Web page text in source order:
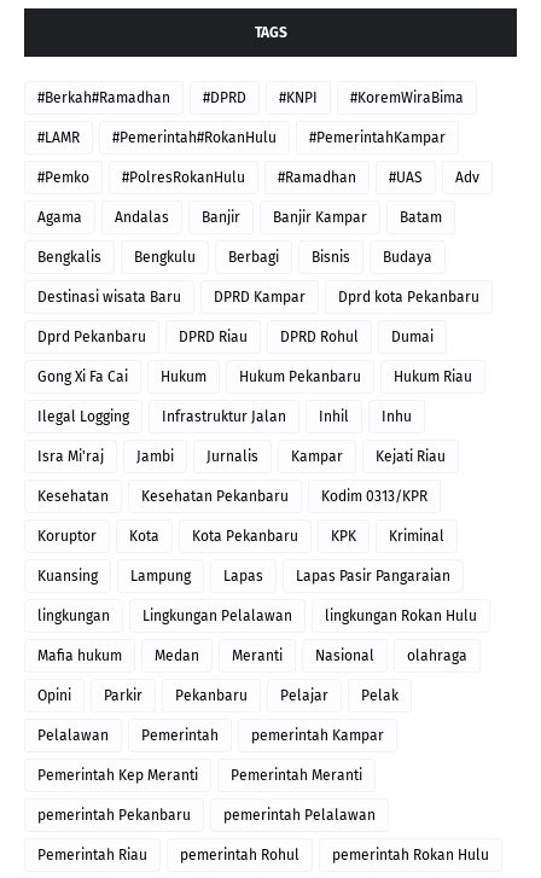
TAGS
#Berkah#Ramadhan #DPRD #KNPI #KoremWiraBima
#LAMR #Pemerintah#RokanHulu #PemerintahKampar
#Pemko #PolresRokanHulu #Ramadhan #UAS Adv
Agama Andalas Banjir Banjir Kampar Batam
Bengkalis Bengkulu Berbagi Bisnis Budaya
Destinasi wisata Baru DPRD Kampar Dprd kota Pekanbaru
Dprd Pekanbaru DPRD Riau DPRD Rohul Dumai
Gong Xi Fa Cai Hukum Hukum Pekanbaru Hukum Riau
Ilegal Logging Infrastruktur Jalan Inhil Inhu
Isra Mi'raj Jambi Jurnalis Kampar Kejati Riau
Kesehatan Kesehatan Pekanbaru Kodim 0313/KPR
Koruptor Kota Kota Pekanbaru KPK Kriminal
Kuansing Lampung Lapas Lapas Pasir Pangaraian
lingkungan Lingkungan Pelalawan lingkungan Rokan Hulu
Mafia hukum Medan Meranti Nasional olahraga
Opini Parkir Pekanbaru Pelajar Pelak
Pelalawan Pemerintah pemerintah Kampar
Pemerintah Kep Meranti Pemerintah Meranti
pemerintah Pekanbaru pemerintah Pelalawan
Pemerintah Riau pemerintah Rohul pemerintah Rokan Hulu